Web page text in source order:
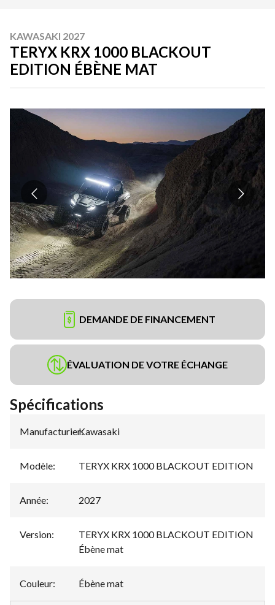
KAWASAKI 2027
TERYX KRX 1000 BLACKOUT
EDITION ÉBÈNE MAT
DEMANDE DE FINANCEMENT
ÉVALUATION DE VOTRE ÉCHANGE
Spécifications
Manufacturier:
Kawasaki
Modèle: TERYX KRX 1000 BLACKOUT EDITION
Année: 2027
Version:
TERYX KRX 1000 BLACKOUT EDITION
Ébène mat
Couleur: Ébène mat